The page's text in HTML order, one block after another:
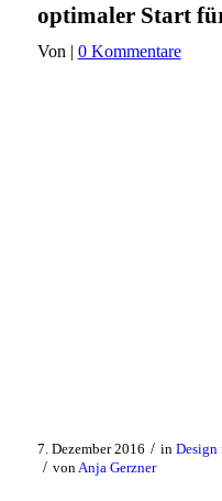
optimaler Start
Von | 0 Kommentare
7. Dezember 2016 / in Design
/ vonAnja Gerzner